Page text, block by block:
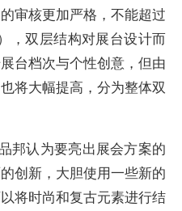
审核更加严格，不能超过
，双层结构对展台设计而
台档次与个性创意，但由
将大幅提高，分为整体双
邦认为要亮出展会方案的
创新，大胆使用一些新的
将时尚和复古元素进行结